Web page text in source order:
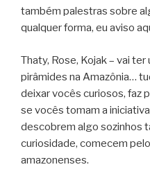
também palestras sobre
qualquer forma, eu aviso
Thaty, Rose, Kojak – vai
pirâmides na Amazônia…
deixar vocês curiosos, faz
se vocês tomam a
descobrem algo sozinhos
curiosidade, comecem
amazonenses.